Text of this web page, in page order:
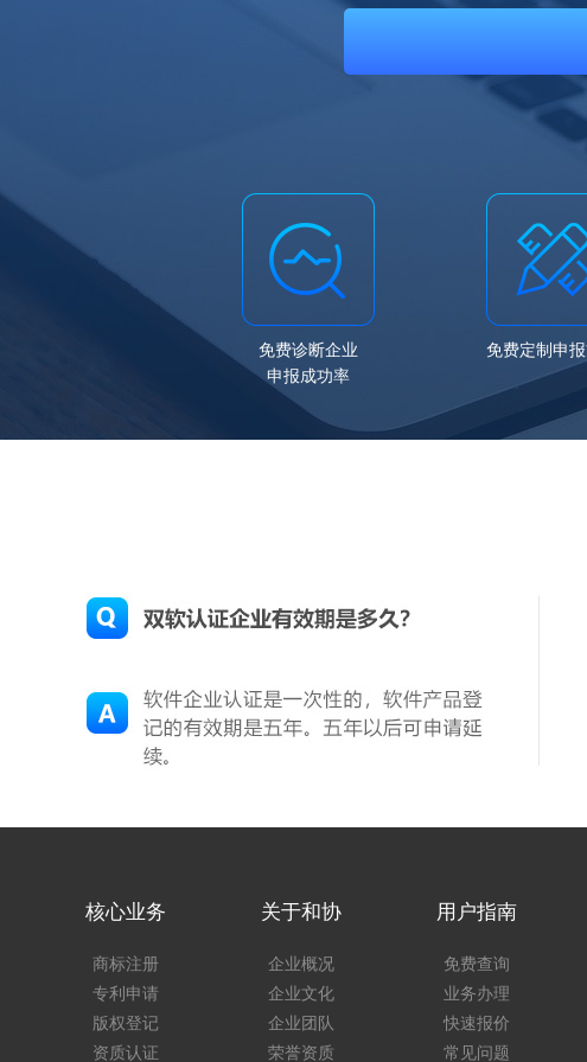
免费诊断企业
申报成功率
免费定制申
核心业务
商标注册
专利申请
版权登记
资质认证
关于和协
企业概况
企业文化
企业团队
荣誉资质
用户指南
免费查询
业务办理
快速报价
常见问题